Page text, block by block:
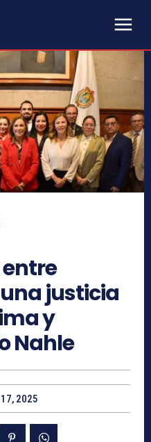
justicia
y
Nahle
2025